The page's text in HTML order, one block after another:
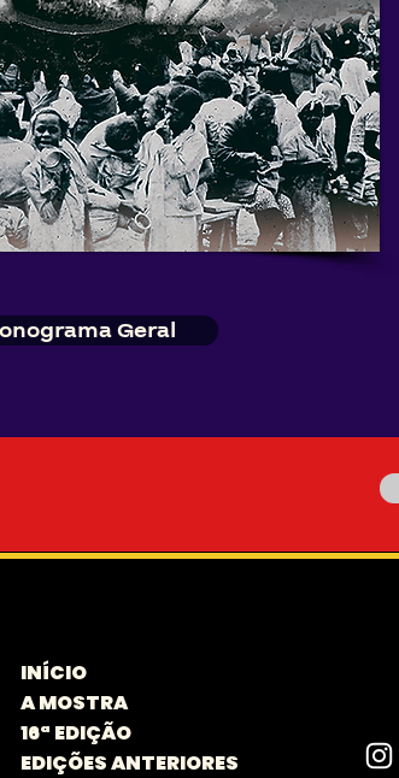
Geral
INÍCIO
A MOSTRA
16ª EDIÇÃO
EDIÇÕES ANTERIORES